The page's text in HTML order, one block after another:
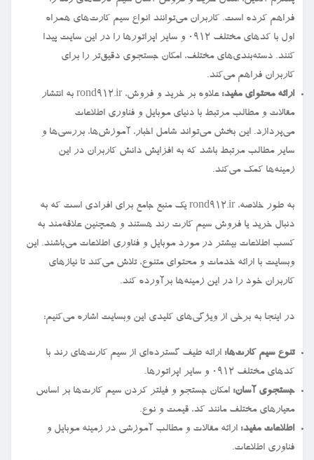
فراهم کرده است. کاربران می‌توانند انواع سیم کارت‌های همراه
اول با کدهای مختلف ۰۹۱۲ و سایر اپراتورها را در این سایت پیدا
کنند. دسته‌بندی‌های مختلف، امکان جستجوی دقیق‌تر را برای
کاربران فراهم می‌کند.
ارائه محتوای مفید:
علاوه بر خرید و فروش، rond912.ir به انتشار
مقالات و مطالب مرتبط با دنیای موبایل و فناوری اطلاعات
می‌پردازد. این بخش می‌تواند شامل اخبار، آموزش‌ها، بررسی‌ها و
سایر مطالب مرتبط باشد که به افزایش دانش کاربران در این
زمینه‌ها کمک می‌کند.
به طور خلاصه، rond912.ir یک منبع جامع برای افرادی است که به
دنبال خرید یا فروش سیم کارت رند هستند و همچنین علاقه‌مند به
کسب اطلاعات بیشتر در مورد موبایل و فناوری اطلاعات می‌باشند. این
وبسایت با ارائه خدمات و محتوای متنوع، تلاش می‌کند تا نیازهای
کاربران خود را در این زمینه‌ها برآورده کند.
در اینجا به برخی از ویژگی‌های کلیدی این وبسایت اشاره می‌کنیم:
تنوع سیم کارت‌ها: ارائه طیف گسترده‌ای از سیم کارت‌های رند با
کدهای مختلف ۰۹۱۲ و سایر اپراتورها.
جستجوی آسان: امکان جستجو و فیلتر کردن سیم کارت‌ها بر اساس
معیارهای مختلف مانند کد، قیمت و نوع.
اطلاعات مفید: ارائه مقالات و مطالب آموزشی در زمینه موبایل و
فناوری اطلاعات.